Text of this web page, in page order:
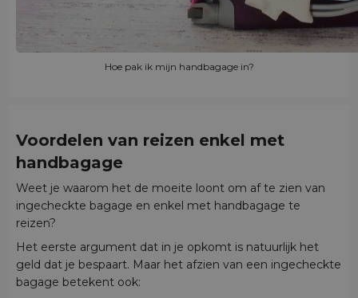
Hoe pak ik mijn handbagage in?
Voordelen van reizen enkel met
handbagage
Weet je waarom het de moeite loont om af te zien van
ingecheckte bagage en enkel met handbagage te
reizen?
Het eerste argument dat in je opkomt is natuurlijk het
geld dat je bespaart. Maar het afzien van een ingecheckte
bagage betekent ook: